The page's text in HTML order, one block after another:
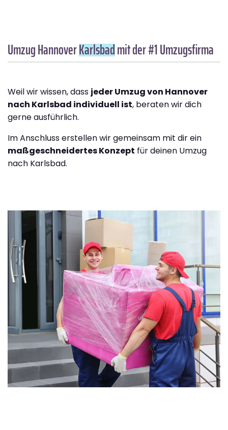
Umzug HannoverKarlsbadmit der #1 Umzugsfirma
Weil wir wissen, dass jeder Umzug von Hannover
nach Karlsbad individuell ist, beraten wir dich
gerne ausführlich.
Im Anschluss erstellen wir gemeinsam mit dir ein
maßgeschneidertes Konzept für deinen Umzug
nach Karlsbad.